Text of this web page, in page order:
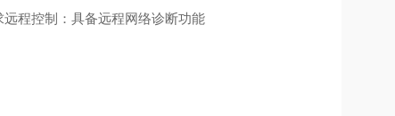
远程控制：具备远程网络诊断功能